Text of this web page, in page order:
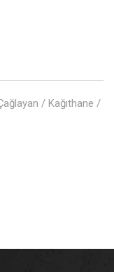
/ Kağıthane /